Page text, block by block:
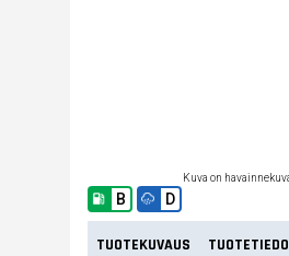
Kuva on
B D
TUOTEKUVAUS